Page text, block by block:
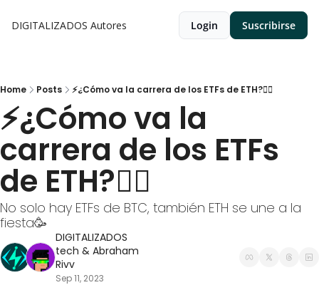
DIGITALIZADOS Autores Login Suscribirse
Home Posts ⚡¿Cómo va la carrera de los ETFs de ETH?🏃‍♂
⚡¿Cómo va la
carrera de los ETFs
de ETH?🏃‍♂
No solo hay ETFs de BTC, también ETH se une a la
fiesta🥳
DIGITALIZADOS
tech & Abraham
Rivv
Sep 11, 2023